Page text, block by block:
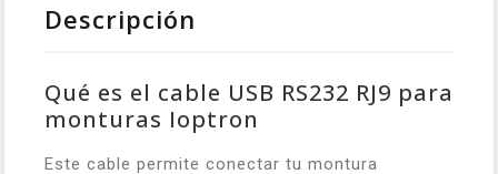
Descripción
Qué es el cable USB RS232 RJ9 para
monturas Ioptron
Este cable permite conectar tu montura